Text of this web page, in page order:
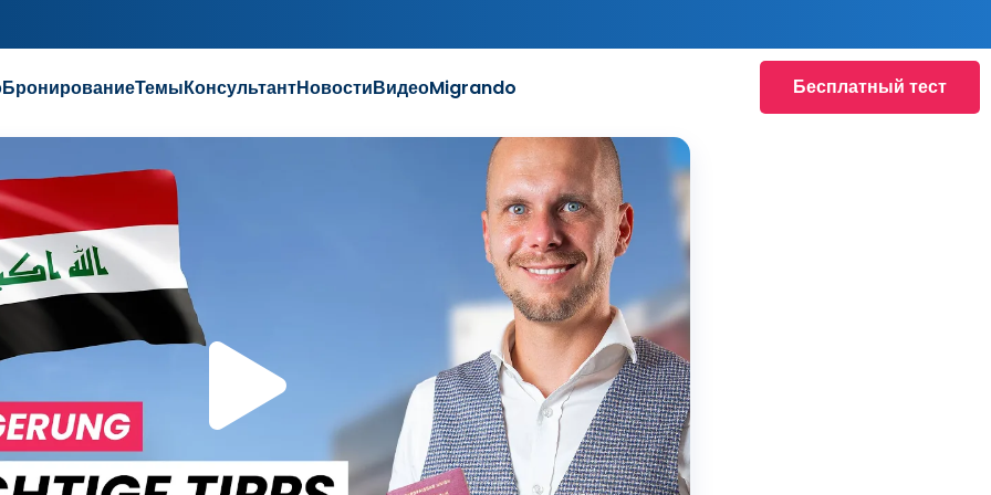
БронированиеТемыКонсультантНовостиВидеоMigrando Бесплатный тест
Воспроизвести
видео